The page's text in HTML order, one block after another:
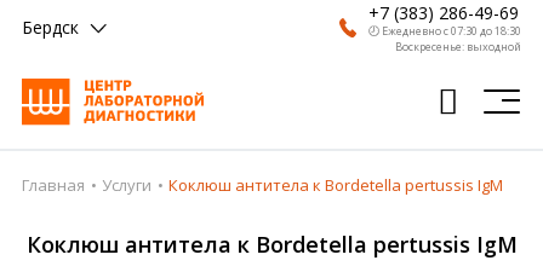
Бердск
+7 (383) 286-49-69
🕗 Ежедневно с 07:30 до 18:30
Воскресенье: выходной
Главная
Анализы
Главная Услуги Коклюш антитела к Bordetella pertussis IgM
Коклюш антитела к Bordetella pertussis IgM